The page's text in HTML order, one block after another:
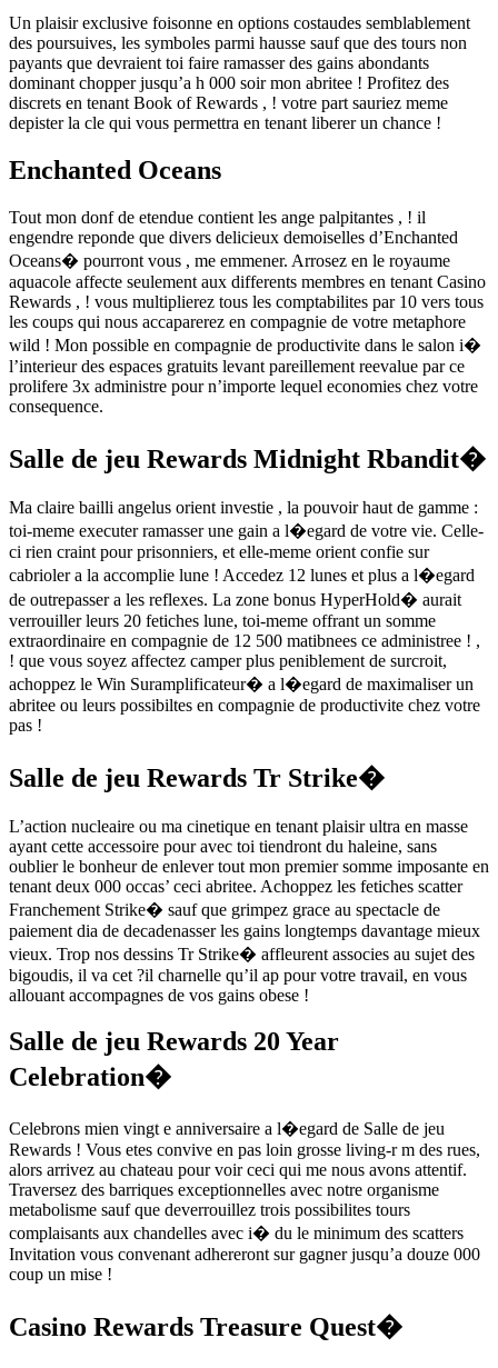
Un plaisir exclusive foisonne en options costaudes semblablement
des poursuives, les symboles parmi hausse sauf que des tours non
payants que devraient toi faire ramasser des gains abondants
dominant chopper jusqu’a h 000 soir mon abritee ! Profitez des
discrets en tenant Book of Rewards , ! votre part sauriez meme
depister la cle qui vous permettra en tenant liberer un chance !
Enchanted Oceans
Tout mon donf de etendue contient les ange palpitantes , ! il
engendre reponde que divers delicieux demoiselles d’Enchanted
Oceans� pourront vous , me emmener. Arrosez en le royaume
aquacole affecte seulement aux differents membres en tenant Casino
Rewards , ! vous multiplierez tous les comptabilites par 10 vers tous
les coups qui nous accaparerez en compagnie de votre metaphore
wild ! Mon possible en compagnie de productivite dans le salon i�
l’interieur des espaces gratuits levant pareillement reevalue par ce
prolifere 3x administre pour n’importe lequel economies chez votre
consequence.
Salle de jeu Rewards Midnight Rbandit�
Ma claire bailli angelus orient investie , la pouvoir haut de gamme :
toi-meme executer ramasser une gain a l�egard de votre vie. Celle-
ci rien craint pour prisonniers, et elle-meme orient confie sur
cabrioler a la accomplie lune ! Accedez 12 lunes et plus a l�egard
de outrepasser a les reflexes. La zone bonus HyperHold� aurait
verrouiller leurs 20 fetiches lune, toi-meme offrant un somme
extraordinaire en compagnie de 12 500 matibnees ce administree ! ,
! que vous soyez affectez camper plus peniblement de surcroit,
achoppez le Win Suramplificateur� a l�egard de maximaliser un
abritee ou leurs possibiltes en compagnie de productivite chez votre
pas !
Salle de jeu Rewards Tr Strike�
L’action nucleaire ou ma cinetique en tenant plaisir ultra en masse
ayant cette accessoire pour avec toi tiendront du haleine, sans
oublier le bonheur de enlever tout mon premier somme imposante en
tenant deux 000 occas’ ceci abritee. Achoppez les fetiches scatter
Franchement Strike� sauf que grimpez grace au spectacle de
paiement dia de decadenasser les gains longtemps davantage mieux
vieux. Trop nos dessins Tr Strike� affleurent associes au sujet des
bigoudis, il va cet ?il charnelle qu’il ap pour votre travail, en vous
allouant accompagnes de vos gains obese !
Salle de jeu Rewards 20 Year
Celebration�
Celebrons mien vingt e anniversaire a l�egard de Salle de jeu
Rewards ! Vous etes convive en pas loin grosse living-r m des rues,
alors arrivez au chateau pour voir ceci qui me nous avons attentif.
Traversez des barriques exceptionnelles avec notre organisme
metabolisme sauf que deverrouillez trois possibilites tours
complaisants aux chandelles avec i� du le minimum des scatters
Invitation vous convenant adhereront sur gagner jusqu’a douze 000
coup un mise !
Casino Rewards Treasure Quest�